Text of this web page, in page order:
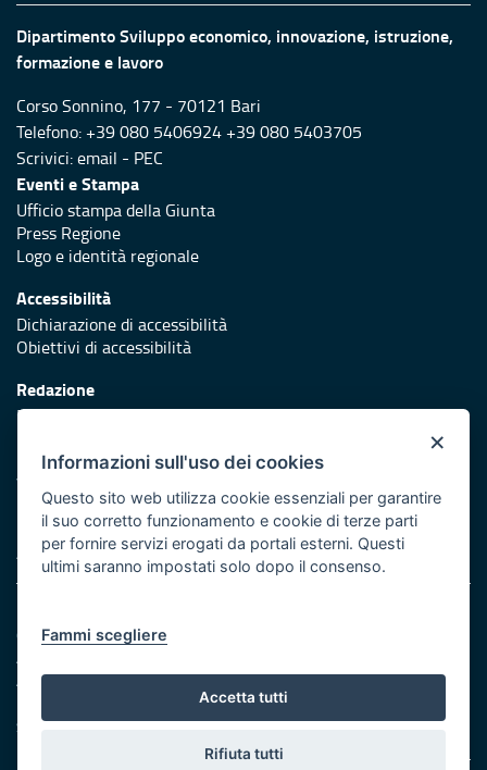
Dipartimento Sviluppo economico, innovazione, istruzione,
formazione e lavoro
Corso Sonnino, 177 - 70121 Bari
Telefono: +39 080 5406924 +39 080 5403705
Scrivici:email - PEC
Eventi e Stampa
Ufficio stampa della Giunta
Press Regione
Logo e identità regionale
Accessibilità
Dichiarazione di accessibilità
Obiettivi di accessibilità
Redazione
Responsabili di pubblicazione
Protezione civile
Vai al sito di Protezione Civile Puglia
Iniziativa finanziata con risorse del POR Puglia 2014/2020 -
Asse XI
Cookie e privacy
Amministrazione trasparente
Atti di notifica
Servizi Intranet
×
Informazioni sull'uso dei cookies
Questo sito web utilizza cookie essenziali per garantire
il suo corretto funzionamento e cookie di terze parti
per fornire servizi erogati da portali esterni. Questi
ultimi saranno impostati solo dopo il consenso.
Fammi scegliere
Accetta tutti
Rifiuta tutti